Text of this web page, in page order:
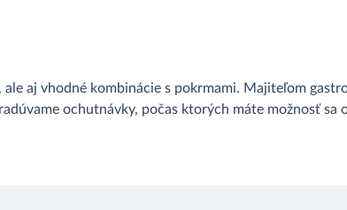
aj vhodné kombinácie s pokrmami. Majiteľom
ochutnávky, počas ktorých máte možnosť sa